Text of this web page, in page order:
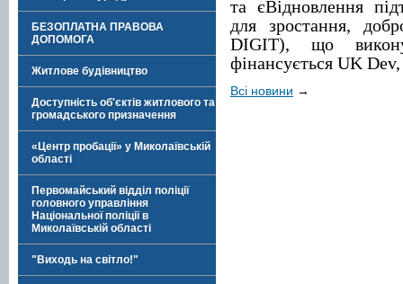
БЕЗОПЛАТНА ПРАВОВА
ДОПОМОГА
Житлове будівництво
Доступність об'єктів житлового та
громадського призначення
«Центр пробації» у Миколаївській
області
Первомайський відділ поліції
головного управління
Національної поліції в
Миколаївській області
"Виходь на світло!"
та єВідновлення
для зростання,
DIGIT), що
фінансується UK
Всі новини →